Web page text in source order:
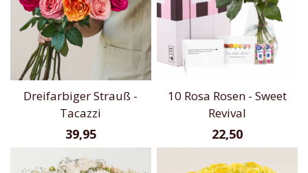
Dreifarbiger Strauß -
Tacazzi
39,95
10 Rosa Rosen - Sweet
Revival
22,50